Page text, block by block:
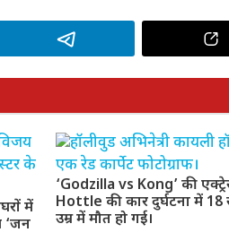
में
‘जन
‘Godzilla vs Kong’ की
Hottle की कार दुर्घटना में 18
उम्र में मौत हो गई।